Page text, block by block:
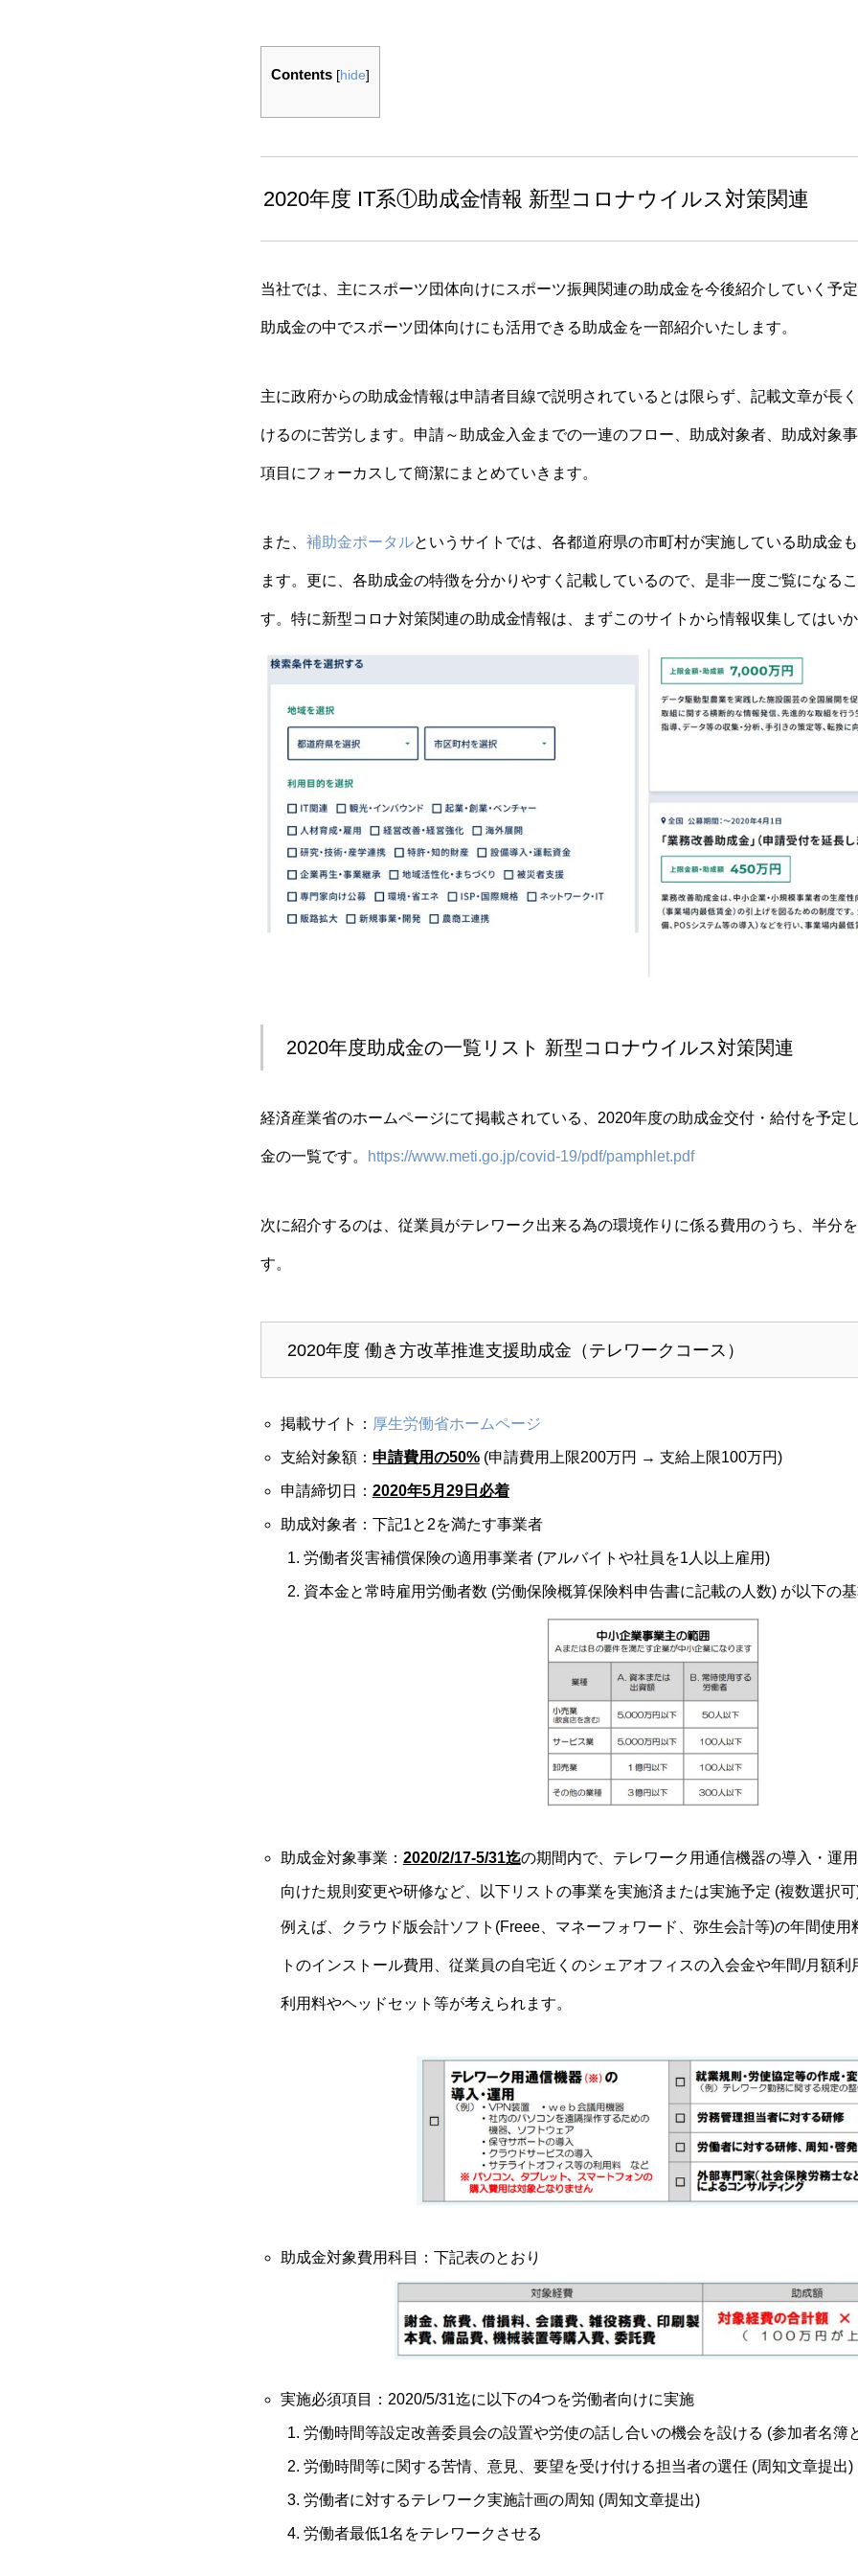
Contents [hide]
2020年度 IT系①助成金情報 新型コロナウイルス対策関連
当社では、主にスポーツ団体向けにスポーツ振興関連の助成金を今後紹介していく予
助成金の中でスポーツ団体向けにも活用できる助成金を一部紹介いたします。
主に政府からの助成金情報は申請者目線で説明されているとは限らず、記載文章が長
けるのに苦労します。申請～助成金入金までの一連のフロー、助成対象者、助成対象
項目にフォーカスして簡潔にまとめていきます。
また、 補助金ポータルというサイトでは、各都道府県の市町村が実施している助成金
ます。更に、各助成金の特徴を分かりやすく記載しているので、是非一度ご覧になる
す。特に新型コロナ対策関連の助成金情報は、まずこのサイトから情報収集してはいか
2020年度助成金の一覧リスト 新型コロナウイルス対策関連
経済産業省のホームページにて掲載されている、2020年度の助成金交付・給付を予定
金の一覧です。 https://www.meti.go.jp/covid-19/pdf/pamphlet.pdf
次に紹介するのは、従業員がテレワーク出来る為の環境作りに係る費用のうち、半分
す。
2020年度 働き方改革推進支援助成金（テレワークコース）
掲載サイト： 厚生労働省ホームページ
支給対象額： 申請費用の50%(申請費用上限200万円 → 支給上限100万円)
申請締切日： 2020年5月29日必着
助成対象者：下記1と2を満たす事業者
労働者災害補償保険の適用事業者 (アルバイトや社員を1人以上雇用)
資本金と常時雇用労働者数 (労働保険概算保険料申告書に記載の人数) が以下の
助成金対象事業： 2020/2/17-5/31迄の期間内で、テレワーク用通信機器の導入・運
向けた規則変更や研修など、以下リストの事業を実施済または実施予定 (複数選択
例えば、クラウド版会計ソフト(Freee、マネーフォワード、弥生会計等)の年間使用
トのインストール費用、従業員の自宅近くのシェアオフィスの入会金や年間/月額
利用料やヘッドセット等が考えられます。
助成金対象費用科目：下記表のとおり
実施必須項目：2020/5/31迄に以下の4つを労働者向けに実施
労働時間等設定改善委員会の設置や労使の話し合いの機会を設ける (参加者名簿
労働時間等に関する苦情、意見、要望を受け付ける担当者の選任 (周知文章提出)
労働者に対するテレワーク実施計画の周知 (周知文章提出)
労働者最低1名をテレワークさせる